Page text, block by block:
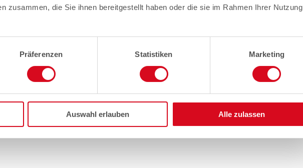
zusammen, die Sie ihnen bereitgestellt haben oder die sie im Rahmen Ihrer Nutzung
Präferenzen Statistiken Marketing
Auswahl erlauben Alle zulassen